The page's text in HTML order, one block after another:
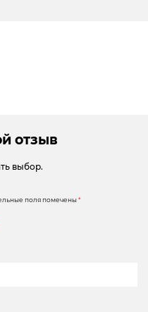
отзыв
выбор.
поля помечены*